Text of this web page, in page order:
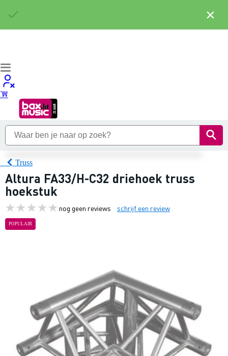
Truss
Altura FA33/H-C32 driehoek truss
hoekstuk
nog geen reviews schrijf een review
POPULAIR
×